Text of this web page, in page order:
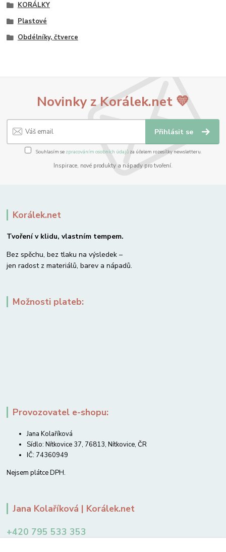
KORÁLKY
Plastové
Obdélníky, čtverce
Novinky z Korálek.net 💛
Přihlásit se
Souhlasím se zpracováním osobních údajůza účelem rozesílky newsletteru.
Inspirace, nové produkty a nápady pro tvoření.
Korálek.net
Tvoření v klidu, vlastním tempem.
Bez spěchu, bez tlaku na výsledek –
jen radost z materiálů, barev a nápadů.
Možnosti plateb:
Provozovatel e-shopu:
Jana Kolaříková
Sídlo: Nítkovice 37, 76813, Nítkovice, ČR
IČ: 74360949
Nejsem plátce DPH.
Jana Kolaříková | Korálek.net
+420 795 533 353